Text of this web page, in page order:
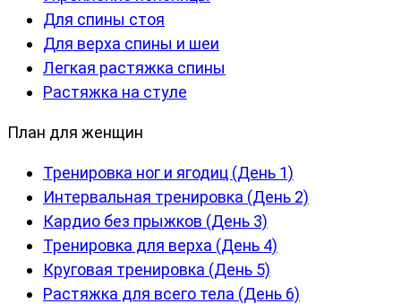
Для спины стоя
Для верха спины и шеи
Легкая растяжка спины
Растяжка на стуле
План для женщин
Тренировка ног и ягодиц (День 1)
Интервальная тренировка (День 2)
Кардио без прыжков (День 3)
Тренировка для верха (День 4)
Круговая тренировка (День 5)
Растяжка для всего тела (День 6)